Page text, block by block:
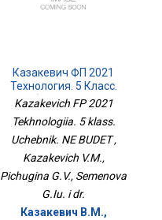
Казакевич ФП 2021
Технология. 5 Класс.
Учебник. НЕ БУДЕТ
Kazakevich FP 2021
Tekhnologiia. 5 klass.
Uchebnik. NE BUDET ,
Kazakevich V.M.,
Pichugina G.V., Semenova
G.Iu. i dr.
Казакевич В.М.,